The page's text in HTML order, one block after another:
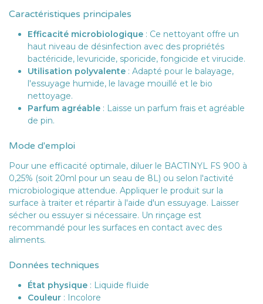
Caractéristiques principales
Efficacité microbiologique : Ce nettoyant offre un
haut niveau de désinfection avec des propriétés
bactéricide, levuricide, sporicide, fongicide et virucide.
Utilisation polyvalente : Adapté pour le balayage,
l'essuyage humide, le lavage mouillé et le bio
nettoyage.
Parfum agréable : Laisse un parfum frais et agréable
de pin.
Mode d'emploi
Pour une efficacité optimale, diluer le BACTINYL FS 900 à
0,25% (soit 20ml pour un seau de 8L) ou selon l'activité
microbiologique attendue. Appliquer le produit sur la
surface à traiter et répartir à l'aide d'un essuyage. Laisser
sécher ou essuyer si nécessaire. Un rinçage est
recommandé pour les surfaces en contact avec des
aliments.
Données techniques
État physique : Liquide fluide
Couleur : Incolore